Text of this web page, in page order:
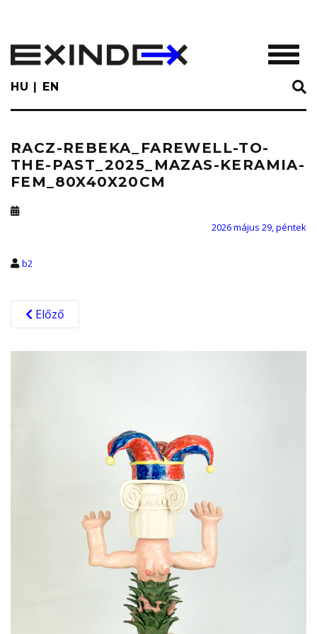
main
content
HU EN
RACZ-REBEKA_FAREWELL-TO-
THE-PAST_2025_MAZAS-KERAMIA-
FEM_80X40X20CM
2026 május 29, péntek
b2
Előző